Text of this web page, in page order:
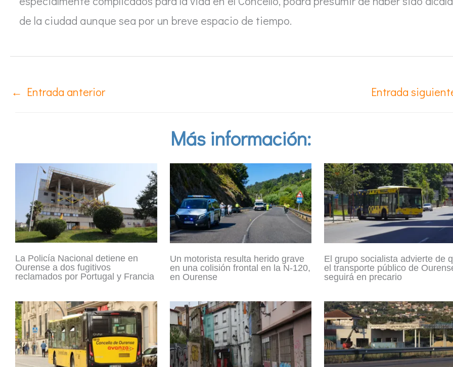
de la ciudad aunque sea por un breve espacio de tiempo.
← Entrada anterior Entrada
Más información:
La Policía Nacional detiene en
Ourense a dos fugitivos
reclamados por Portugal y Francia
Un motorista resulta herido grave
en una colisión frontal en la N-120,
en Ourense
El grupo socialista advierte de
el transporte público de
seguirá en precario